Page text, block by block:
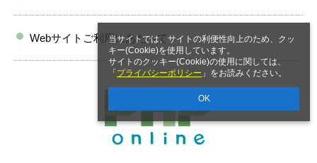
当サイトでは、サイトの利便性向上のため、クッ
キー(Cookie)を使用しています。
サイトのクッキー(Cookie)の使用に関しては、
「 プライバシーポリシー 」をお読みください。
OK
Webサイトご利用にあたって